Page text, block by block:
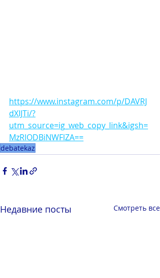
https://www.instagram.com/p/DAVRJ
dXIJTi/?
utm_source=ig_web_copy_link&igsh=
MzRlODBiNWFlZA==
debatekaz
Недавние посты Смотреть все